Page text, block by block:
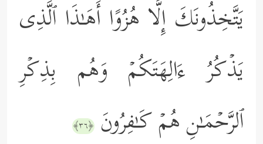
یَتَّخِذُونَكَ إِلَّا هُزُوًا أَهَـٰذَا ٱلَّذِی
یَذۡكُرُ ءَالِهَتَكُمۡ وَهُم بِذِكۡرِ
ٱلرَّحۡمَـٰنِ هُمۡ كَـٰفِرُونَ ﴿٣٦﴾